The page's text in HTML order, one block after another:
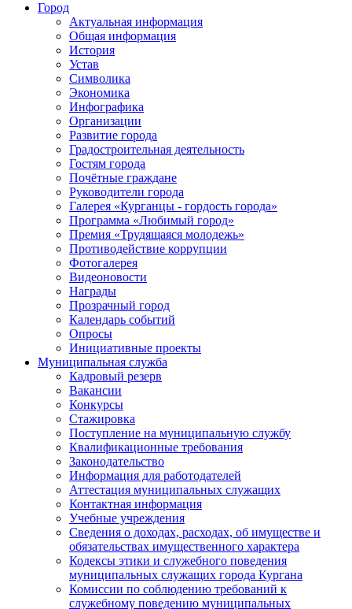
Город
Актуальная информация
Общая информация
История
Устав
Символика
Экономика
Инфографика
Организации
Развитие города
Градостроительная деятельность
Гостям города
Почётные граждане
Руководители города
Галерея «Курганцы - гордость города»
Программа «Любимый город»
Премия «Трудящаяся молодежь»
Противодействие коррупции
Фотогалерея
Видеоновости
Награды
Прозрачный город
Календарь событий
Опросы
Инициативные проекты
Муниципальная служба
Кадровый резерв
Вакансии
Конкурсы
Стажировка
Поступление на муниципальную службу
Квалификационные требования
Законодательство
Информация для работодателей
Аттестация муниципальных служащих
Контактная информация
Учебные учреждения
Сведения о доходах, расходах, об имуществе и
обязательствах имущественного характера
Кодексы этики и служебного поведения
муниципальных служащих города Кургана
Комиссии по соблюдению требований к
служебному поведению муниципальных